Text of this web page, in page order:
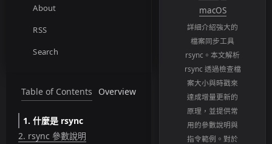
About
RSS
Search
Table of Contents Overview
1. 什麼是 rsync
2. rsync 參數說明
macOS
詳細介紹強大的
檔案同步工具
rsync。本文解析
rsync 透過檢查檔
案大小與時戳來
達成增量更新的
原理，並提供常
用的參數說明與
指令範例。對於